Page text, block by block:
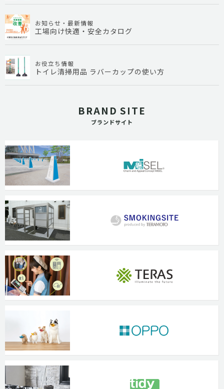
お知らせ・最新情報
工場向け快適・安全カタログ
お役立ち情報
トイレ清掃用品 ラバーカップの使い方
BRAND SITE
ブランドサイト